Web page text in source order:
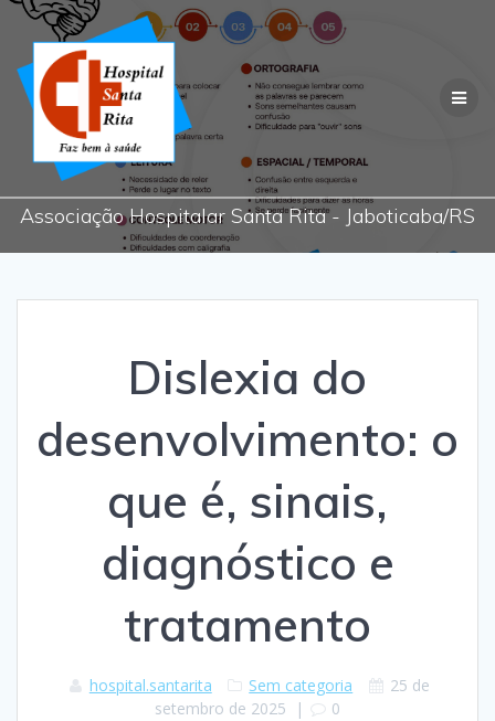
Skip
to
Associação Hospitalar Santa Rita - Jaboticaba/RS
Dislexia do
desenvolvimento: o
que é, sinais,
diagnóstico e
tratamento
hospital.santarita Sem categoria
25 de
setembro de 2025 | 0